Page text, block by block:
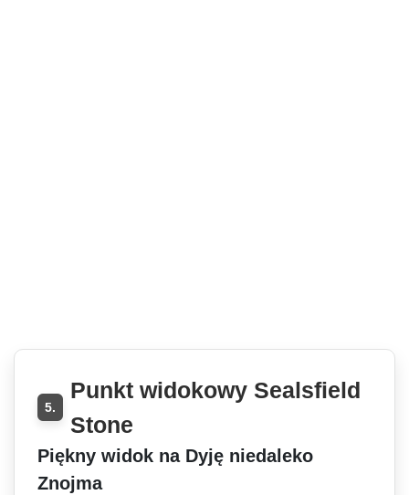
5.
Punkt widokowy Sealsfield
Stone
Piękny widok na Dyję niedaleko
Znojma